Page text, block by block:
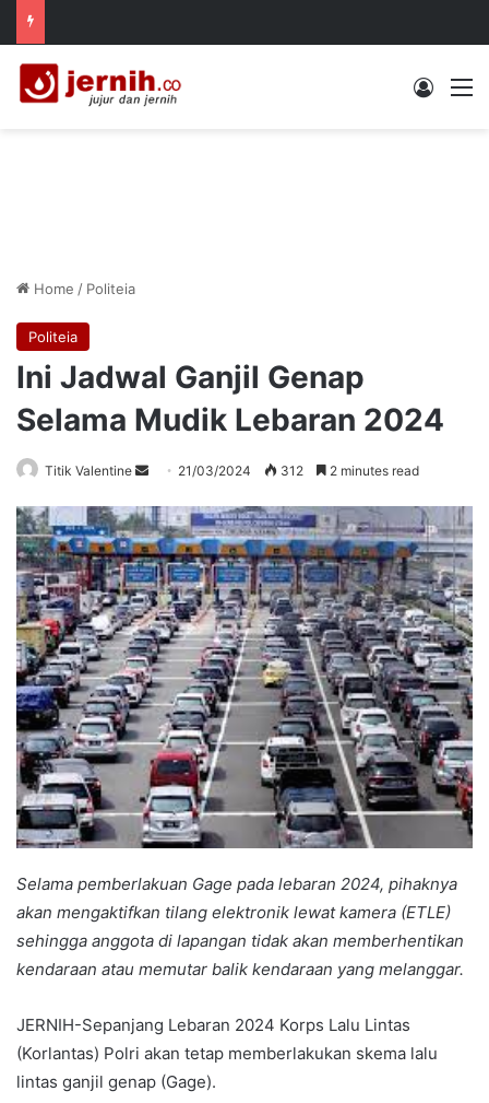
Log In
Home / Politeia
Politeia
Ini Jadwal Ganjil Genap
Selama Mudik Lebaran 2024
Titik Valentine
Send
email
21/03/2024 312 2 minutes read
Selama pemberlakuan Gage pada lebaran 2024, pihaknya
akan mengaktifkan tilang elektronik lewat kamera (ETLE)
sehingga anggota di lapangan tidak akan memberhentikan
kendaraan atau memutar balik kendaraan yang melanggar.
JERNIH-Sepanjang Lebaran 2024 Korps Lalu Lintas
(Korlantas) Polri akan tetap memberlakukan skema lalu
lintas ganjil genap (Gage).